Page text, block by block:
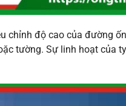
chỉnh độ cao của đường
tường. Sự linh hoạt của